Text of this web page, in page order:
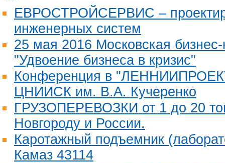
ЕВРОСТРОЙСЕРВИС –
инженерных систем
25 мая 2016 Московская
"Удвоение бизнеса в кризис"
Конференция в
ЦНИИСК им. В.А. Кучеренко
ГРУЗОПЕРЕВОЗКИ от 1 до 20
Новгороду и России.
Каротажный подъемник
Камаз 43114